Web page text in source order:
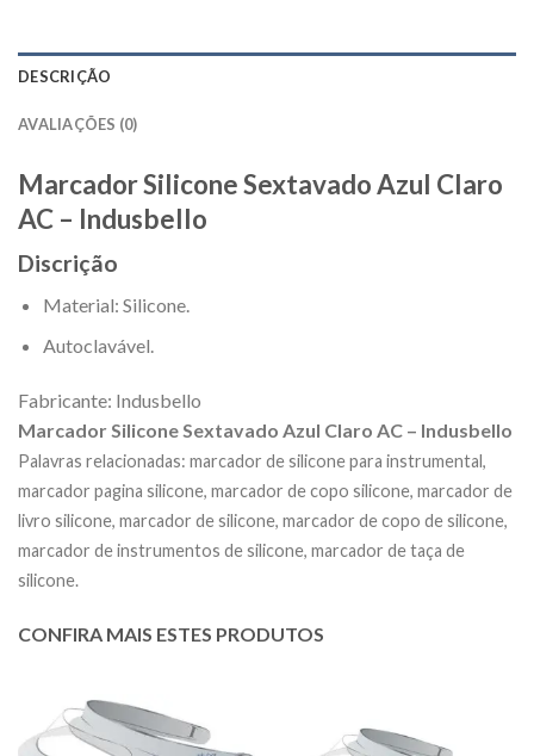
DESCRIÇÃO
AVALIAÇÕES (0)
Marcador Silicone Sextavado Azul Claro
AC – Indusbello
Discrição
Material: Silicone.
Autoclavável.
Fabricante: Indusbello
Marcador Silicone Sextavado Azul Claro AC – Indusbello
Palavras relacionadas: marcador de silicone para instrumental,
marcador pagina silicone, marcador de copo silicone, marcador de
livro silicone, marcador de silicone, marcador de copo de silicone,
marcador de instrumentos de silicone, marcador de taça de
silicone.
CONFIRA MAIS ESTES PRODUTOS